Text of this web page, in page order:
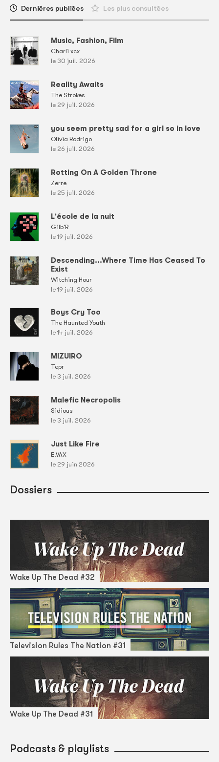
Dernières publiées Les plus consultées
Music, Fashion, Film
Charli xcx
le 30 juil. 2026
Reality Awaits
The Strokes
le 29 juil. 2026
you seem pretty sad for a girl so in love
Olivia Rodrigo
le 26 juil. 2026
Rotting On A Golden Throne
Zerre
le 25 juil. 2026
L'école de la nuit
Gilb'R
le 19 juil. 2026
Descending...Where Time Has Ceased To
Exist
Witching Hour
le 19 juil. 2026
Boys Cry Too
The Haunted Youth
le 14 juil. 2026
MIZUIRO
Tepr
le 3 juil. 2026
Malefic Necropolis
Sidious
le 3 juil. 2026
Just Like Fire
E.VAX
le 29 juin 2026
Dossiers
Wake Up The Dead #32
Television Rules The Nation #31
Wake Up The Dead #31
Podcasts & playlists